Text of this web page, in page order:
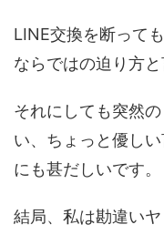
LINE交換を断って
ならではの迫り方と
それにしても突然
い、ちょっと優し
にも甚だしいです。
結局、私は勘違い